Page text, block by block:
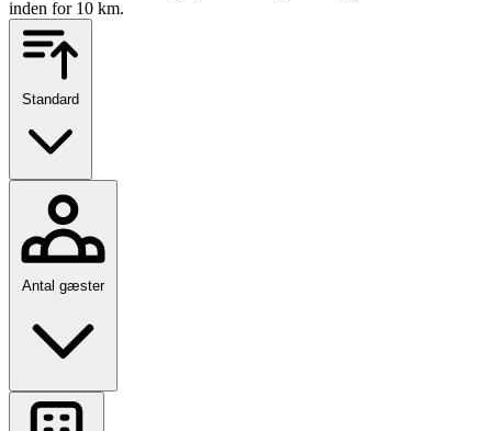
inden for 10 km.
Standard
Antal gæster